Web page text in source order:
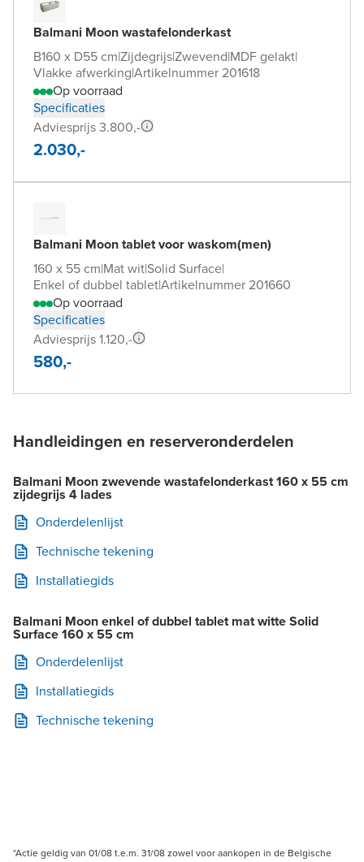
Balmani Moon wastafelonderkast
B160 x D55 cm|Zijdegrijs|Zwevend|MDF gelakt|
Vlakke afwerking|Artikelnummer 201618
Op voorraad
Specificaties
Adviesprijs 3.800,-
2.030,-
Balmani Moon tablet voor waskom(men)
160 x 55 cm|Mat wit|Solid Surface|
Enkel of dubbel tablet|Artikelnummer 201660
Op voorraad
Specificaties
Adviesprijs 1.120,-
580,-
Handleidingen en reserveronderdelen
Balmani Moon zwevende wastafelonderkast 160 x 55 cm
zijdegrijs 4 lades
Onderdelenlijst
Technische tekening
Installatiegids
Balmani Moon enkel of dubbel tablet mat witte Solid
Surface 160 x 55 cm
Onderdelenlijst
Installatiegids
Technische tekening
*Actie geldig van 01/08 t.e.m. 31/08 zowel voor aankopen in de Belgische